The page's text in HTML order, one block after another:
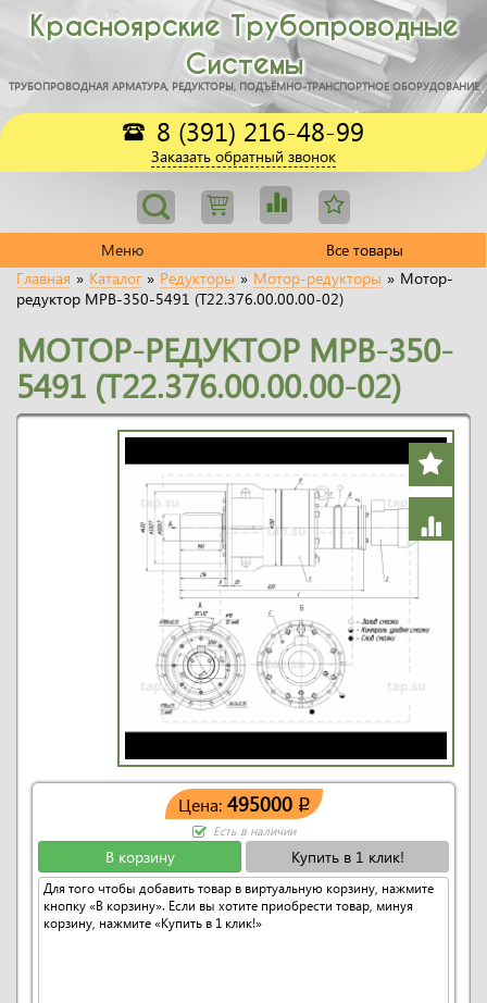
Красноярские Трубопроводные
Системы
ТРУБОПРОВОДНАЯ АРМАТУРА, РЕДУКТОРЫ, ПОДЪЁМНО-ТРАНСПОРТНОЕ ОБОРУДОВАНИЕ
8 (391) 216-48-99
Заказать обратный звонок
Меню
Все товары
Главная » Каталог » Редукторы » Мотор-редукторы » Мотор-
редуктор МРВ-350-5491 (Т22.376.00.00.00-02)
МОТОР-РЕДУКТОР МРВ-350-
5491 (Т22.376.00.00.00-02)
Цена: 495000 q
Есть в наличии
В корзину Купить в 1 клик!
Для того чтобы добавить товар в виртуальную корзину, нажмите
кнопку «В корзину». Если вы хотите приобрести товар, минуя
корзину, нажмите «Купить в 1 клик!»